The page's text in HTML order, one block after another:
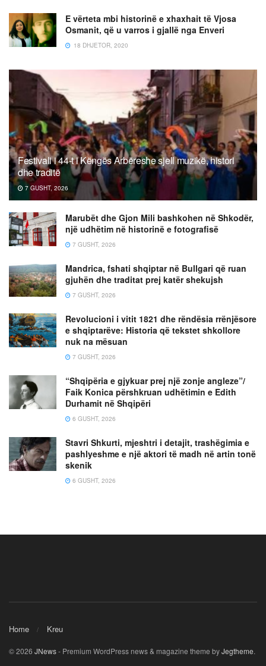
E vërteta mbi historinë e xhaxhait të Vjosa
Osmanit, që u varros i gjallë nga Enveri
18 DHJETOR, 2020
Festivali i 44-t i Këngës Arbëreshe sjell muzikë, histori
dhe traditë
7 GUSHT, 2026
Marubët dhe Gjon Mili bashkohen në Shkodër,
një udhëtim në historinë e fotografisë
7 GUSHT, 2026
Mandrica, fshati shqiptar në Bullgari që ruan
gjuhën dhe traditat prej katër shekujsh
7 GUSHT, 2026
Revolucioni i vitit 1821 dhe rëndësia rrënjësore
e shqiptarëve: Historia që tekstet shkollore
nuk na mësuan
7 GUSHT, 2026
“Shqipëria e gjykuar prej një zonje angleze”/
Faik Konica përshkruan udhëtimin e Edith
Durhamit në Shqipëri
6 GUSHT, 2026
Stavri Shkurti, mjeshtri i detajit, trashëgimia e
pashlyeshme e një aktori të madh në artin tonë
skenik
6 GUSHT, 2026
Home Kreu
© 2026 JNews- Premium WordPress news & magazine theme byJegtheme.